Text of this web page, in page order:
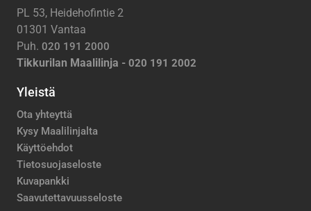
PL 53, Heidehofintie 2
01301 Vantaa
Puh. 020 191 2000
Tikkurilan Maalilinja - 020 191 2002
Yleistä
Ota yhteyttä
Kysy Maalilinjalta
Käyttöehdot
Tietosuojaseloste
Kuvapankki
Saavutettavuusseloste